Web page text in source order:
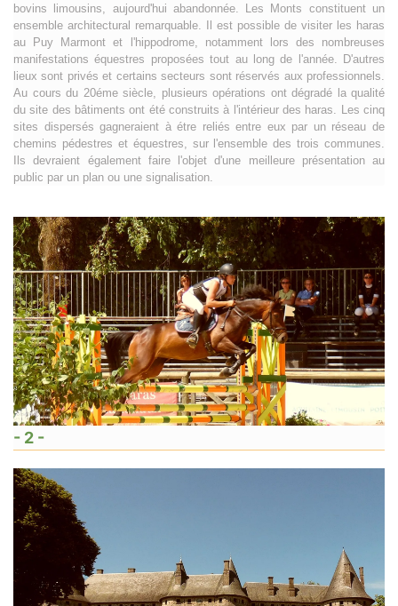
bovins limousins, aujourd'hui abandonnée. Les Monts constituent un
ensemble architectural remarquable. Il est possible de visiter les haras
au Puy Marmont et l'hippodrome, notamment lors des nombreuses
manifestations équestres proposées tout au long de l'année. D'autres
lieux sont privés et certains secteurs sont réservés aux professionnels.
Au cours du 20éme siècle, plusieurs opérations ont dégradé la qualité
du site des bâtiments ont été construits à l'intérieur des haras. Les cinq
sites dispersés gagneraient à étre reliés entre eux par un réseau de
chemins pédestres et équestres, sur l'ensemble des trois communes.
Ils devraient également faire l'objet d'une meilleure présentation au
public par un plan ou une signalisation.
- 2 -